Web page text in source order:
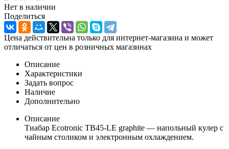
Нет в наличии
Поделиться
Цена действительна только для интернет-магазина и может
отличаться от цен в розничных магазинах
Описание
Характеристики
Задать вопрос
Наличие
Дополнительно
Описание
Тиабар Ecotronic TB45-LE graphite — напольный кулер с
чайным столиком и электронным охлаждением.